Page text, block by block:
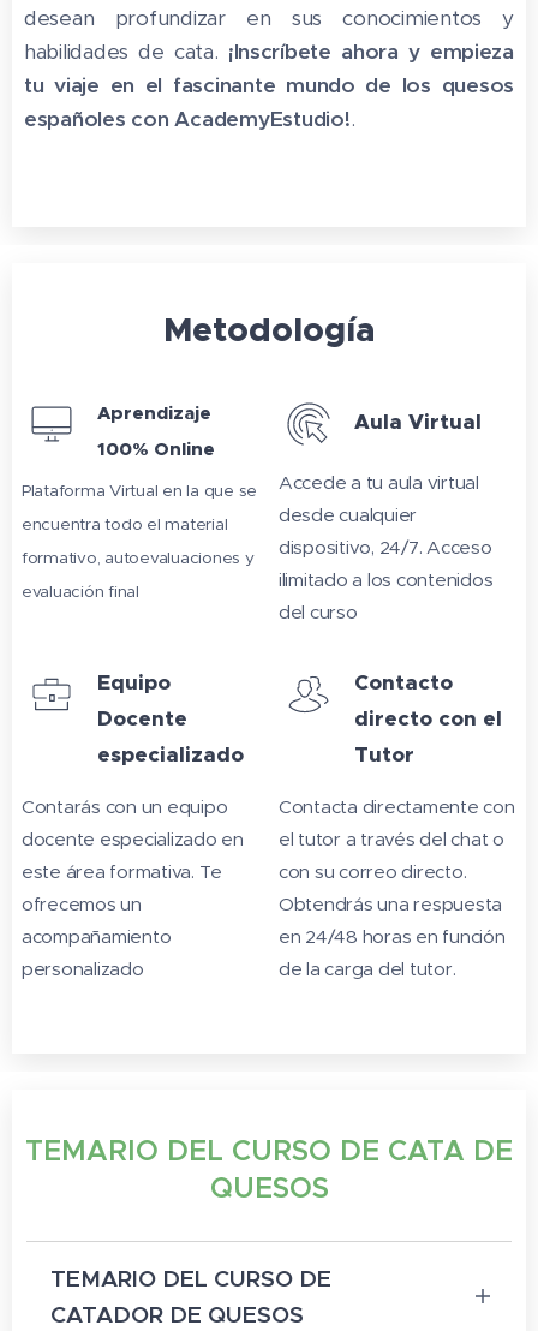
desean profundizar en sus conocimientos y
habilidades de cata. ¡Inscríbete ahora y empieza
tu viaje en el fascinante mundo de los quesos
españoles con AcademyEstudio!.
Metodología
Aprendizaje
100% Online
Plataforma Virtual en la que se
encuentra todo el material
formativo, autoevaluaciones y
evaluación final
Aula Virtual
Accede a tu aula virtual
desde cualquier
dispositivo, 24/7. Acceso
ilimitado a los contenidos
del curso
Equipo
Docente
especializado
Contarás con un equipo
docente especializado en
este área formativa. Te
ofrecemos un
acompañamiento
personalizado
Contacto
directo con el
Tutor
Contacta directamente con
el tutor a través del chat o
con su correo directo.
Obtendrás una respuesta
en 24/48 horas en función
de la carga del tutor.
TEMARIO DEL CURSO DE CATA DE
QUESOS
TEMARIO DEL CURSO DE
CATADOR DE QUESOS